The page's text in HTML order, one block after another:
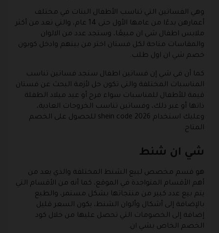
وهي الفساتين التي تناسب الأطفال البنات في مختلف
أعمارهن بدءًا من عامها الأول حتى 14 عام، والتي تعد من أكثر
ملابس اطفال شي ان مبيعًا، وستجد عدد من الالوان
والمقاسات متاحة لكل فستان اختر من بينهم وادخل كوبون
خصم شي ان اول طلب.
كما أن في شي إن فساتين اطفال ستجد فساتين تناسب
المناسبات المختلفة والتي تكون حل لأزمة البحث عن فستان
قيمة للأطفال للمناسبات سواء فرح أو عيد ميلاد الطفلة
ذاتها أو غير ذلك، وفساتين تناسب الخروجات العادية،
وعليك استخدام shein code 2026 للحصول على الخصم
المتاح.
شي ان شنط
هو قسم مخصص لبيع الشنط المختلفة والذي يعد من
أهم الأقسام المتواجدة في الموقع، كما أنه من الأقسام التي
يتم بيع عدد كبير من منتجاتها بشكل مستمر، والطبع
بالإضافة إلى أشكال وألوان الشنط، يكون السعر قليل
إضافة إلى الخصومات التي تحصل عليها من خلال كود
الخصم الخاص بشي ان.